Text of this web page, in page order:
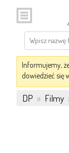
Informujemy,
dowiedzieć się
DP » Filmy